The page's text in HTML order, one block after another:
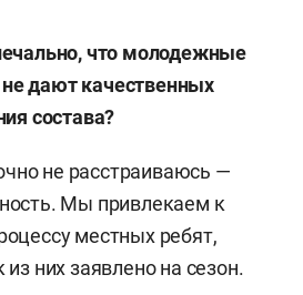
что молодежные
дают качественных
состава?
не расстраиваюсь —
Мы привлекаем к
местных ребят,
них заявлено на сезон.